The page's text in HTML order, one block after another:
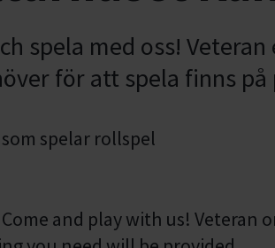
spela med oss!
för att spela finns på
and play with us! Veteran